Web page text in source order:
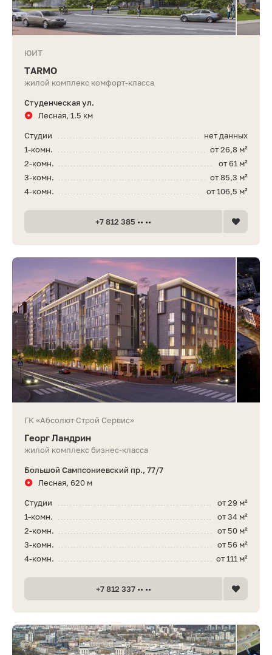
ЮИТ
TARMO
жилой комплекс комфорт-класса
Студенческая ул.
Лесная, 1.5 км
нет данных
Студии
от 26,8 м²
1-комн.
от 61 м²
2-комн.
от 85,3 м²
3-комн.
от 106,5 м²
4-комн.
+7 812 385 •• ••
ГК «Абсолют Строй Сервис»
Георг Ландрин
жилой комплекс бизнес-класса
Большой Сампсониевский пр., 77/7
Лесная, 620 м
от 29 м²
Студии
от 34 м²
1-комн.
от 50 м²
2-комн.
от 56 м²
3-комн.
от 111 м²
4-комн.
+7 812 337 •• ••